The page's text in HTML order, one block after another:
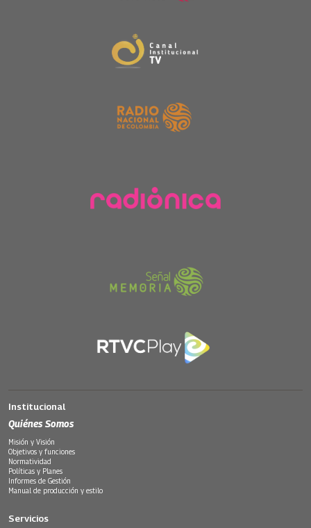
Institucional
Quiénes Somos
Misión y Visión
Objetivos y funciones
Normatividad
Políticas y Planes
Informes de Gestión
Manual de producción y estilo
Servicios